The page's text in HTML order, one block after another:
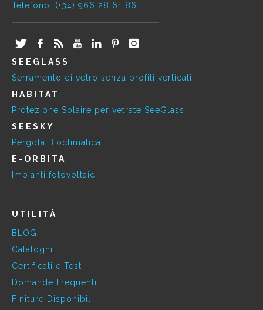
Telefono: (+34) 966 28 61 86
SEEGLASS
Serramento di vetro senza profili verticali
HABITAT
Protezione Solaire per vetrate SeeGlass
SEESKY
Pergola Bioclimatica
E-ORBITA
Impianti fotovoltaici
UTILITÀ
BLOG
Cataloghi
Certificati e Test
Domande Frequenti
Finiture Disponibili